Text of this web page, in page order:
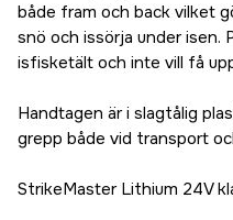
både fram och back vilket
snö och issörja under
isfisketält och inte vill få
Handtagen är i slagtålig
grepp både vid transport
StrikeMaster Lithium 24V